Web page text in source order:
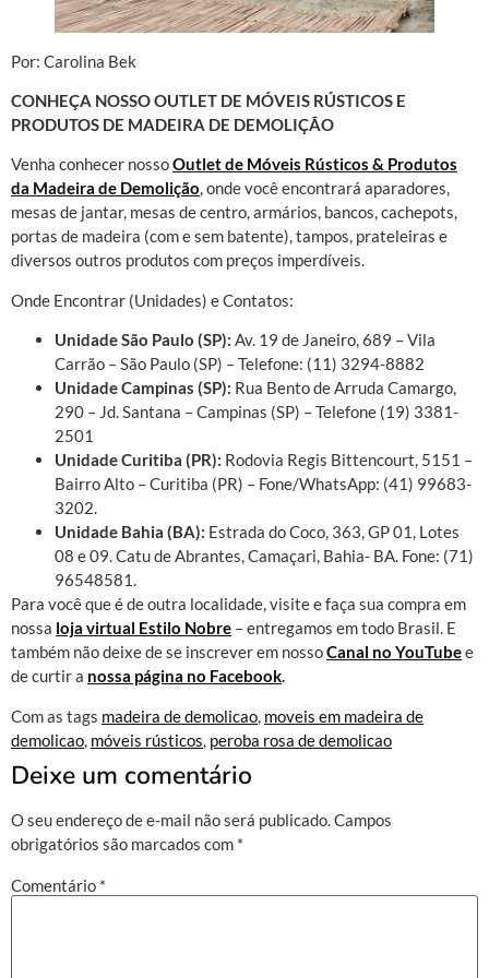
Por: Carolina Bek
CONHEÇA NOSSO OUTLET DE MÓVEIS RÚSTICOS E
PRODUTOS DE MADEIRA DE DEMOLIÇÃO
Venha conhecer nossoOutlet de Móveis Rústicos & Produtos
da Madeira de Demolição, onde você encontrará aparadores,
mesas de jantar, mesas de centro, armários, bancos, cachepots,
portas de madeira (com e sem batente), tampos, prateleiras e
diversos outros produtos com preços imperdíveis.
Onde Encontrar (Unidades) e Contatos:
Unidade São Paulo (SP): Av. 19 de Janeiro, 689 – Vila
Carrão – São Paulo (SP) – Telefone: (11) 3294-8882
Unidade Campinas (SP): Rua Bento de Arruda Camargo,
290 – Jd. Santana – Campinas (SP) – Telefone (19) 3381-
2501
Unidade Curitiba (PR): Rodovia Regis Bittencourt, 5151 –
Bairro Alto – Curitiba (PR) – Fone/WhatsApp: (41) 99683-
3202.
Unidade Bahia (BA): Estrada do Coco, 363, GP 01, Lotes
08 e 09. Catu de Abrantes, Camaçari, Bahia- BA. Fone: (71)
96548581.
Para você que é de outra localidade, visite e faça sua compra em
nossa loja virtual Estilo Nobre – entregamos em todo Brasil. E
também não deixe de se inscrever em nossoCanal no YouTubee
de curtir a nossa página no Facebook.
Com as tags madeira de demolicao moveis em madeira de
demolicao móveis rústicos peroba rosa de demolicao
Deixe um comentário
O seu endereço de e-mail não será publicado. Campos
obrigatórios são marcados com *
Comentário *